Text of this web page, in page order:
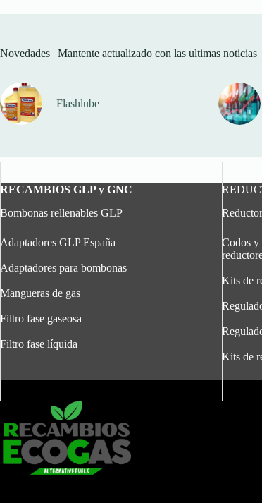
Novedades | Mantente actualizado con las ultimas noticias
Flashlube
RECAMBIOS GLP y GNC
Bombonas rellenables GLP
Adaptadores GLP España
Adaptadores para bombonas
Mangueras de gas
Filtro fase gaseosa
Filtro fase líquida
Codos y
Kits de
Kits de